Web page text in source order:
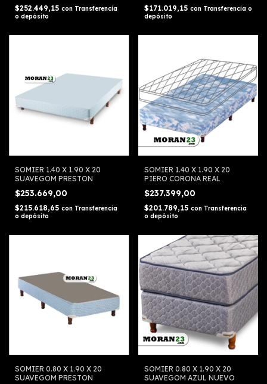
$252.449,15 con Transferencia
o depósito
$171.019,15 con Transferencia o
depósito
SOMIER 1.40 X 1.90 X 20
SUAVEGOM PRESTON
$253.669,00
$215.618,65 con Transferencia
o depósito
SOMIER 1.40 X 1.90 X 20
PIERO CORONA REAL
$237.399,00
$201.789,15 con Transferencia
o depósito
SOMIER 0.80 X 1.90 X 20
SUAVEGOM PRESTON
SOMIER 0.80 X 1.90 X 20
SUAVEGOM AZUL NUEVO